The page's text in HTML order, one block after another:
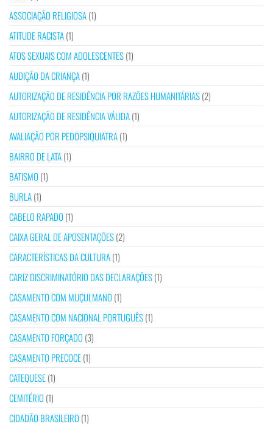
ASSOCIAÇÃO RELIGIOSA(1)
ATITUDE RACISTA(1)
ATOS SEXUAIS COM ADOLESCENTES(1)
AUDIÇÃO DA CRIANÇA(1)
AUTORIZAÇÃO DE RESIDÊNCIA POR RAZÕES HUMANITÁRIAS(2)
AUTORIZAÇÃO DE RESIDÊNCIA VÁLIDA(1)
AVALIAÇÃO POR PEDOPSIQUIATRA(1)
BAIRRO DE LATA(1)
BATISMO (1)
BURLA(1)
CABELO RAPADO (1)
CAIXA GERAL DE APOSENTAÇÕES(2)
CARACTERÍSTICAS DA CULTURA(1)
CARIZ DISCRIMINATÓRIO DAS DECLARAÇÕES(1)
CASAMENTO COM MUÇULMANO (1)
CASAMENTO COM NACIONAL PORTUGUÊS(1)
CASAMENTO FORÇADO (3)
CASAMENTO PRECOCE(1)
CATEQUESE(1)
CEMITÉRIO (1)
CIDADÃO BRASILEIRO (1)